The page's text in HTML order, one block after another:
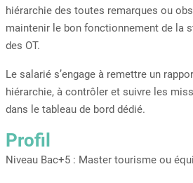
hiérarchie des toutes remarques ou
maintenir le bon fonctionnement de la
des OT.
Le salarié s’engage à remettre un
hiérarchie, à contrôler et suivre les
dans le tableau de bord dédié.
Profil
Niveau Bac+5 : Master tourisme ou